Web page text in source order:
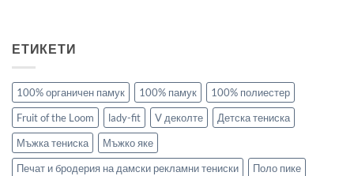
ЕТИКЕТИ
100% органичен памук 100% памук
100% полиестер
Fruit of the Loom
lady-fit V деколте
Детска тениска
Мъжка тениска
Мъжко яке
Печат и бродерия на дамски рекламни тениски
Поло пике